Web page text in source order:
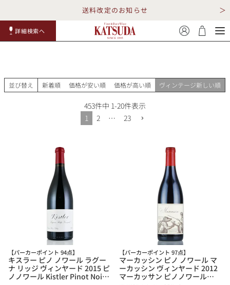
送料改定のお知らせ
詳細検索へ
勝田商店について
ショッピングガイド ギフトラッピング
銘柄から探す
並び替え 新着順 価格が安い順 価格が高い順 ヴィンテージ新しい順
453件中 1-20件表示
1
2 … 23
【パーカーポイント 94点】
キスラー ピノ ノワール ラグー
ナ リッジ ヴィンヤード 2015 ピ
ノノワール Kistler Pinot Noir
【パーカーポイント 97点】
マーカッシン ピノ ノワール マ
ーカッシン ヴィンヤード 2012
マーカッサン ピノノワール